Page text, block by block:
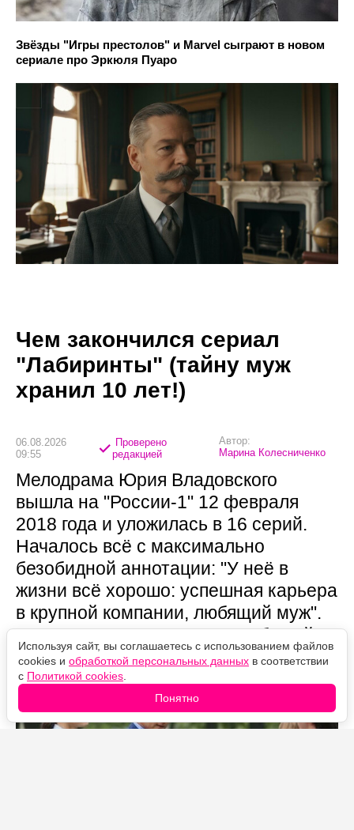
Звёзды "Игры престолов" и Marvel сыграют в новом
сериале про Эркюля Пуаро
Чем закончился сериал
"Лабиринты" (тайну муж
хранил 10 лет!)
06.08.2026
09:55
Проверено
редакцией
Автор:
Марина Колесниченко
Мелодрама Юрия Владовского
вышла на "России-1" 12 февраля
2018 года и уложилась в 16 серий.
Началось всё с максимально
безобидной аннотации: "У неё в
жизни всё хорошо: успешная карьера
в крупной компании, любящий муж".
Дальше выясняется, что "любящий
муж" десять лет вёл двойную жизнь.
Используя сайт, вы соглашаетесь с использованием файлов
cookies и обработкой персональных данных в соответствии
с Политикой cookies
Понятно